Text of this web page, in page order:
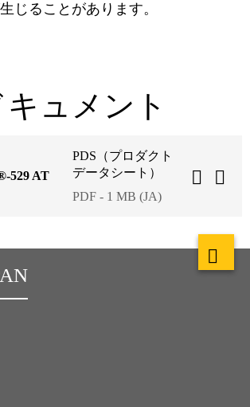
じることがあります。
キュメント
529 AT
PDS（プロダクト
データシート）
PDF - 1 MB (JA)